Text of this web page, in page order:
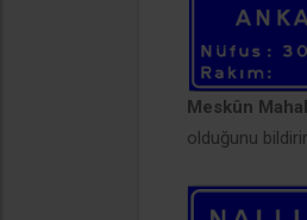
Meskûn
olduğunu